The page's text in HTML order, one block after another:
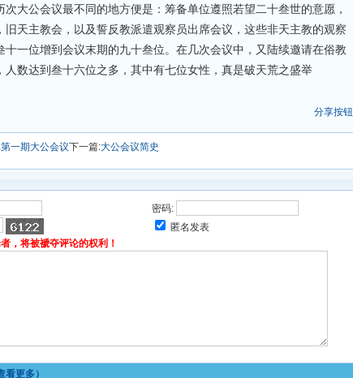
大公会议最不同的地方便是：筹备单位遵照若望二十叁世的意愿，
旧天主教会，以及誓反教派遣观察员出席会议，这些非天主教的观察
十一位增到会议末期的九十叁位。在几次会议中，又陆续邀请在俗教
人数达到叁十六位之多，其中有七位女性，真是破天荒之盛举
分享按钮
一期大公会议下一篇:大公会议简史
密码:
匿名发表
，将被褫夺评论的权利！
更多）